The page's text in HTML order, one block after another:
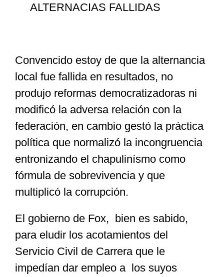
ALTERNACIAS FALLIDAS
Convencido estoy de que la alternancia
local fue fallida en resultados, no
produjo reformas democratizadoras ni
modificó la adversa relación con la
federación, en cambio gestó la práctica
política que normalizó la incongruencia
entronizando el chapulinísmo como
fórmula de sobrevivencia y que
multiplicó la corrupción.
El gobierno de Fox, bien es sabido,
para eludir los acotamientos del
Servicio Civil de Carrera que le
impedían dar empleo a los suyos